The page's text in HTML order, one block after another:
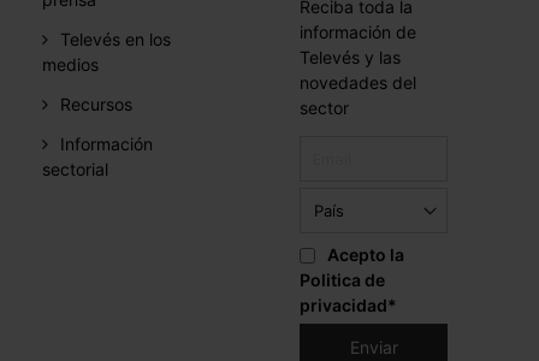
Televés en los
medios
Recursos
Información
sectorial
Reciba toda la
información de
Televés y las
novedades del
sector
Acepto la
Politica de
privacidad*